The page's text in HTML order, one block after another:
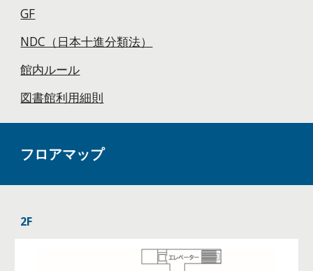
GF
NDC（日本十進分類法）
館内ルール
図書館利用細則
フロアマップ
2F